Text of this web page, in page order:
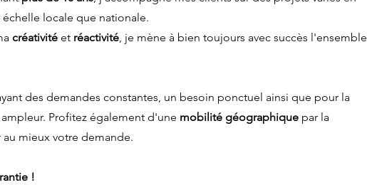
échelle locale que nationale.
créativité et réactivité, je mène à bien toujours avec succès l'ensemble
des demandes constantes, un besoin ponctuel ainsi que pour la
Profitez également d'une mobilité géographique par la
mieux votre demande.
!